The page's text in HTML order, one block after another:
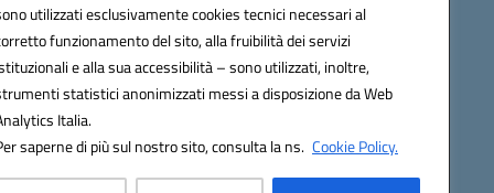
utilizzati esclusivamente cookies tecnici necessari al
funzionamento del sito, alla fruibilità dei servizi
e alla sua accessibilità – sono utilizzati, inoltre,
statistici anonimizzati messi a disposizione da Web
Italia.
saperne di più sul nostro sito, consulta la ns. Cookie Policy.